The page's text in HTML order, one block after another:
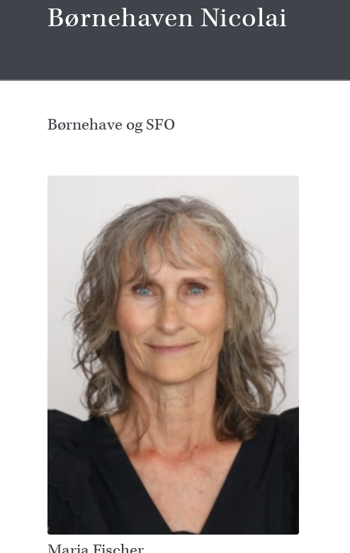
Børnehaven Nicolai
Børnehave og SFO